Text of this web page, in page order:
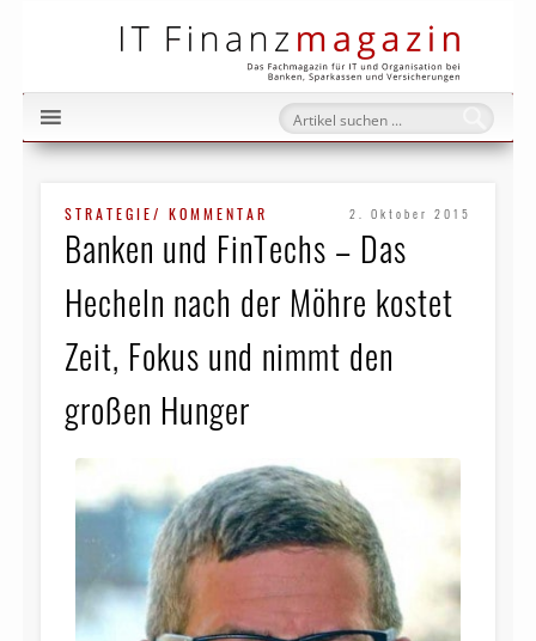
STRATEGIE/ KOMMENTAR 2. Oktober 2015
Banken und FinTechs – Das
Hecheln nach der Möhre kostet
Zeit, Fokus und nimmt den
großen Hunger